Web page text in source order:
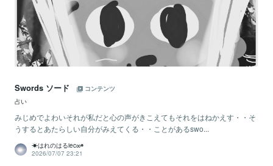
Swords ソード
コンテンツ
占い
みじめでよわいそれが私だと心の声がきこえてもそれをはねかえす・・そ
うするとあたらしい自分がみえてくる・・ことがあるswo...
☀はれのはるiec∞◉
2026/07/07 23:21